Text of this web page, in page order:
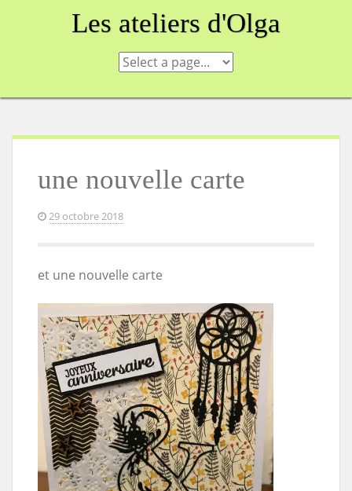
Les ateliers d'Olga
une nouvelle carte
29 octobre 2018
et une nouvelle carte